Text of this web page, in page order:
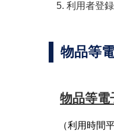
利用者登
物品等
物品等
（利用時間平